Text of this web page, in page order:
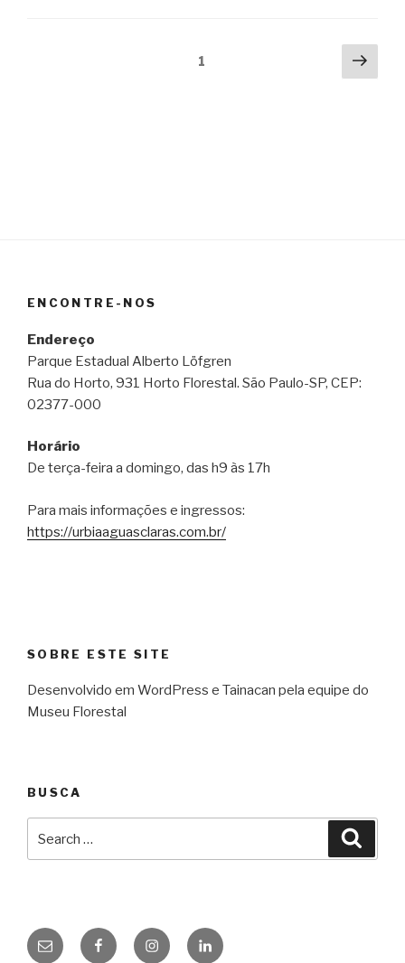
1
Next
ENCONTRE-NOS
Endereço
Parque Estadual Alberto Löfgren
Rua do Horto, 931 Horto Florestal. São Paulo-SP, CEP:
02377-000
Horário
De terça-feira a domingo, das h9 às 17h
Para mais informações e ingressos:
https://urbiaaguasclaras.com.br/
SOBRE ESTE SITE
Desenvolvido em WordPress e Tainacan pela equipe do
Museu Florestal
BUSCA
E-
FacebookInstagramLinkedin